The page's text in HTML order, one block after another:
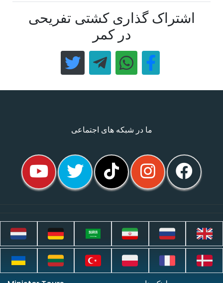
اشتراک گذاری کشتی تفریحی
در کمر
ما در شبکه های اجتماعی